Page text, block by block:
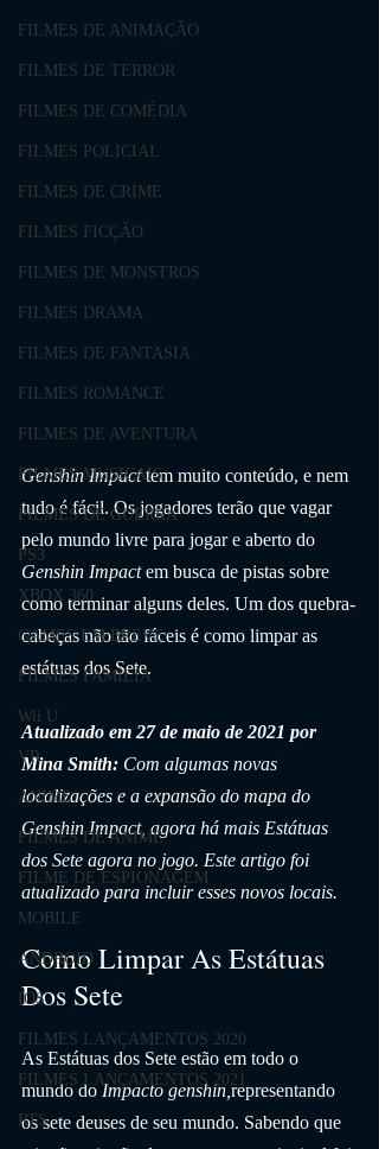
FILMES DE ANIMAÇÃO
FILMES DE TERROR
FILMES DE COMÉDIA
FILMES POLICIAL
FILMES DE CRIME
FILMES FICÇÃO
FILMES DE MONSTROS
FILMES DRAMA
FILMES DE FANTASIA
FILMES ROMANCE
FILMES DE AVENTURA
FILMES MUSICAIS
FILMES DE GUERRA
PS3
XBOX 360
GAMES EM BREVE
FILMES FAMÍLIA
Wii U
VR
ANIME
FILMES DE ANIME
FILME DE ESPIONAGEM
MOBILE
ANDROID
IOS
FILMES LANÇAMENTOS 2020
FILMES LANÇAMENTOS 2021
RTS
Genshin Impact tem muito conteúdo, e nem
tudo é fácil. Os jogadores terão que vagar
pelo mundo livre para jogar e aberto do
Genshin Impact em busca de pistas sobre
como terminar alguns deles. Um dos quebra-
cabeças não tão fáceis é como limpar as
estátuas dos Sete.
Atualizado em 27 de maio de 2021 por
Mina Smith: Com algumas novas
localizações e a expansão do mapa do
Genshin Impact, agora há mais Estátuas
dos Sete agora no jogo. Este artigo foi
atualizado para incluir esses novos locais.
Como Limpar As Estátuas
Dos Sete
As Estátuas dos Sete estão em todo o
mundo do Impacto genshin,representando
os sete deuses de seu mundo. Sabendo que